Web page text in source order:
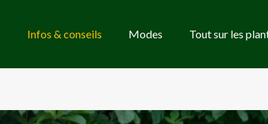
Infos & conseils Modes Tout sur les